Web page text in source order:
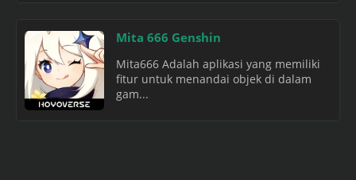
Mita 666 Genshin
Mita666 Adalah aplikasi yang memiliki
fitur untuk menandai objek di dalam
gam...